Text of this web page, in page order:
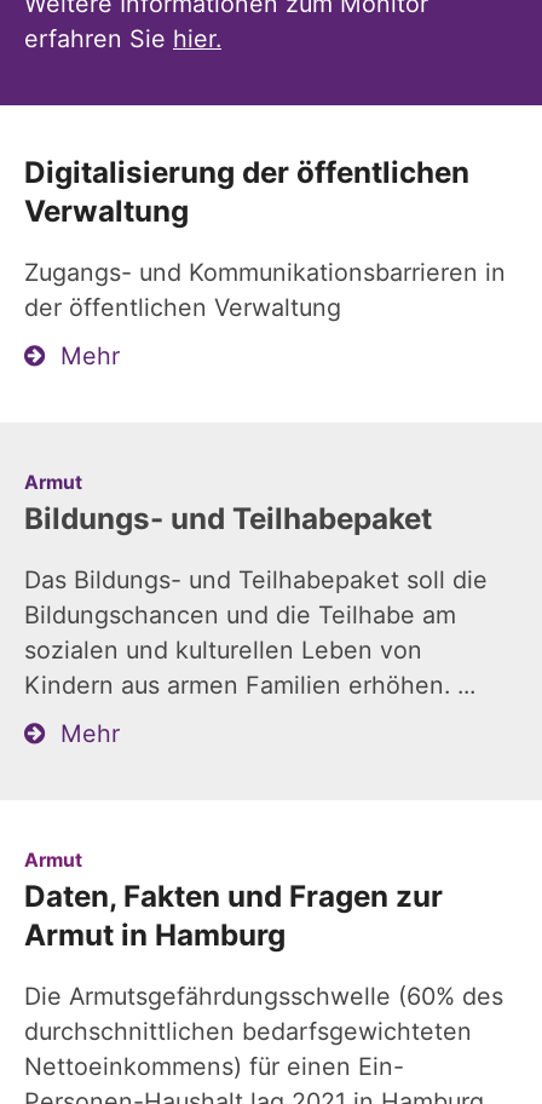
erfahren Sie hier.
Digitalisierung der öffentlichen
Verwaltung
Zugangs- und Kommunikationsbarrieren in
der öffentlichen Verwaltung
Mehr
Armut:
Bildungs- und Teilhabepaket
Das Bildungs- und Teilhabepaket soll die
Bildungschancen und die Teilhabe am
sozialen und kulturellen Leben von
Kindern aus armen Familien erhöhen. ...
Mehr
Armut:
Daten, Fakten und Fragen zur
Armut in Hamburg
Die Armutsgefährdungsschwelle (60% des
durchschnittlichen bedarfsgewichteten
Nettoeinkommens) für einen Ein-